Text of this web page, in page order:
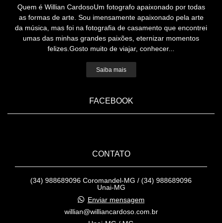
Quem é Willian CardosoUm fotografo apaixonado por todas
as formas de arte. Sou imensamente apaixonado pela arte
da música, mas foi na fotografia de casamento que encontrei
umas das minhas grandes paixões, eternizar momentos
felizes.Gosto muito de viajar, conhecer...
Saiba mais
FACEBOOK
CONTATO
(34) 988689096 Coromandel-MG / (34) 988689096
Unai-MG
Enviar mensagem
willian@williancardoso.com.br